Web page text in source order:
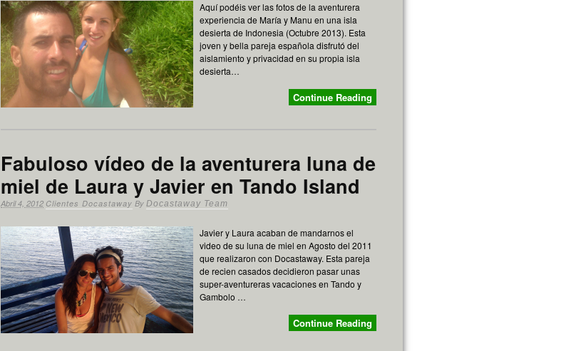
Aquí podéis ver las fotos de la aventurera
experiencia de María y Manu en una isla
desierta de Indonesia (Octubre 2013). Esta
joven y bella pareja española disfrutó del
aislamiento y privacidad en su propia isla
desierta…
Continue Reading
Fabuloso vídeo de la aventurera luna de
miel de Laura y Javier en Tando Island
Abril 4, 2012 Clientes Docastaway By Docastaway Team
Javier y Laura acaban de mandarnos el
video de su luna de miel en Agosto del 2011
que realizaron con Docastaway. Esta pareja
de recien casados decidieron pasar unas
super-aventureras vacaciones en Tando y
Gambolo …
Continue Reading